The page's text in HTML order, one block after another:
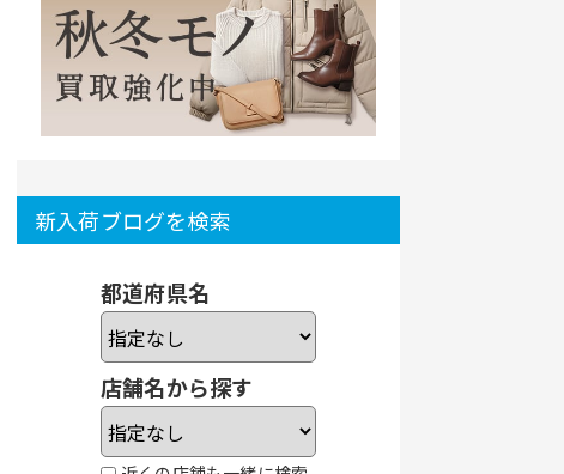
新入荷ブログを検索
都道府県名
店舗名から探す